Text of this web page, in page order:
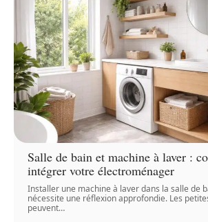
Salle de bain et machine à laver :
intégrer votre électroménager
Installer une machine à laver dans la salle de
nécessite une réflexion approfondie. Les
peuvent…